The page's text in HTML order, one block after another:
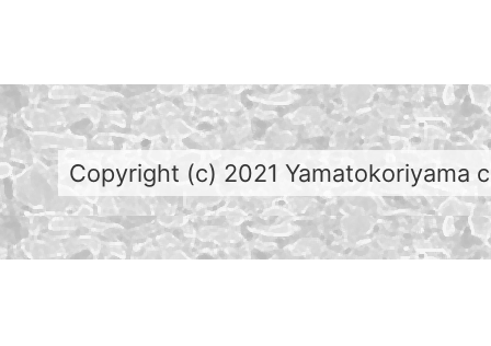
Copyright (c) 2021 Yamatokoriyama